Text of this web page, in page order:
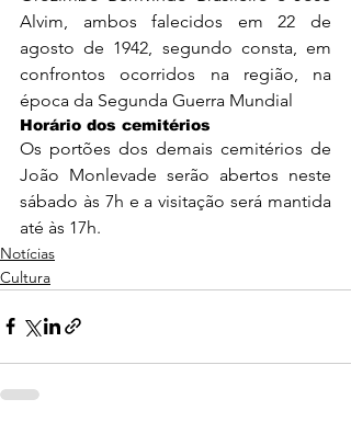
Alvim, ambos falecidos em 22 de
agosto de 1942, segundo consta, em
confrontos ocorridos na região, na
época da Segunda Guerra Mundial
Horário dos cemitérios
Os portões dos demais cemitérios de
João Monlevade serão abertos neste
sábado às 7h e a visitação será mantida
até às 17h.
Notícias
Cultura